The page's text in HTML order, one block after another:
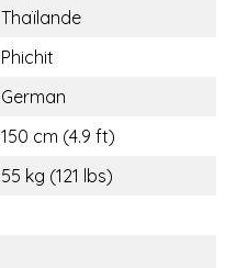
Thaïlande
Phichit
German
150 cm (4.9 ft)
55 kg (121 lbs)